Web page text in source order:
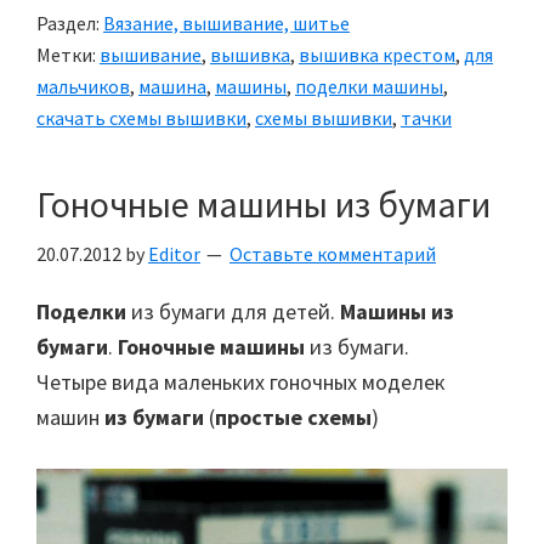
Раздел: Вязание, вышивание, шитье
Метки: вышивание, вышивка, вышивка крестом, для
мальчиков, машина, машины, поделки машины,
скачать схемы вышивки, схемы вышивки, тачки
Гоночные машины из бумаги
20.07.2012 by Editor Оставьте комментарий
Поделки из бумаги для детей. Машины из
бумаги. Гоночные машины из бумаги.
Четыре вида маленьких гоночных моделек
машин из бумаги (простые схемы)